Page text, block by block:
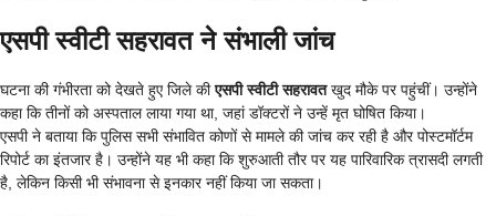
एसपी स्वीटी सहरावत ने संभाली जांच
घटना की गंभीरता को देखते हुए जिले कीएसपी स्वीटी सहरावतखुद मौके पर पहुंचीं। उन्होंने
कहा कि तीनों को अस्पताल लाया गया था, जहां डॉक्टरों ने उन्हें मृत घोषित किया।
एसपी ने बताया कि पुलिस सभी संभावित कोणों से मामले की जांच कर रही है और पोस्टमॉर्टम
रिपोर्ट का इंतजार है। उन्होंने यह भी कहा कि शुरुआती तौर पर यह पारिवारिक त्रासदी लगती
है, लेकिन किसी भी संभावना से इनकार नहीं किया जा सकता।